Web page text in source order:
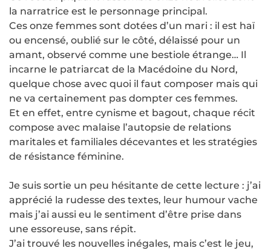
la narratrice est le personnage principal.
Ces onze femmes sont dotées d’un mari : il est haï
ou encensé, oublié sur le côté, délaissé pour un
amant, observé comme une bestiole étrange… Il
incarne le patriarcat de la Macédoine du Nord,
quelque chose avec quoi il faut composer mais qui
ne va certainement pas dompter ces femmes.
Et en effet, entre cynisme et bagout, chaque récit
compose avec malaise l’autopsie de relations
maritales et familiales décevantes et les stratégies
de résistance féminine.
Je suis sortie un peu hésitante de cette lecture : j’ai
apprécié la rudesse des textes, leur humour vache
mais j’ai aussi eu le sentiment d’être prise dans
une essoreuse, sans répit.
J’ai trouvé les nouvelles inégales, mais c’est le jeu,